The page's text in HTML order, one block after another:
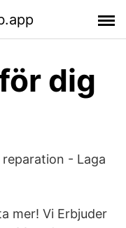
dig
- Laga
mer! Vi Erbjuder